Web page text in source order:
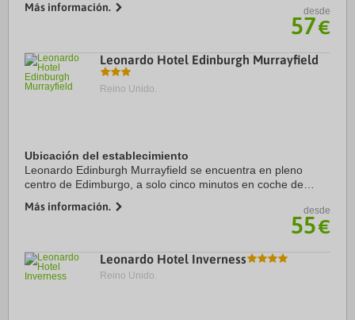
encuentra a 18,2 km de Trafalgar ...
Más información. desde
57€
Leonardo Hotel Edinburgh Murrayfield
Reino Unido.
Ubicación del establecimiento
Leonardo Edinburgh Murrayfield se encuentra en pleno
centro de Edimburgo, a solo cinco minutos en coche de
Además, este hotel sostenible se encuentra a ...
Más información. desde
55€
Leonardo Hotel Inverness
Reino Unido.